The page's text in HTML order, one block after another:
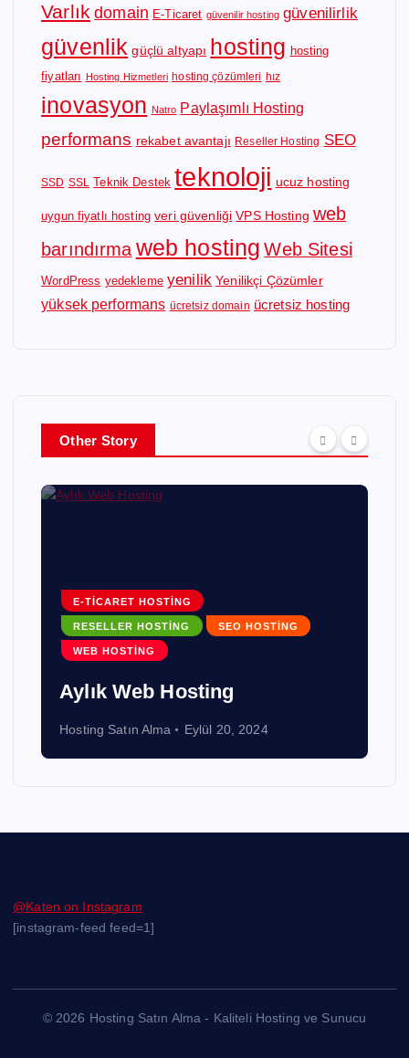
Varlık domain E-Ticaret güvenilir hosting güvenilirlik
güvenlik güçlü altyapı hosting hosting
fiyatları Hosting Hizmetleri hosting çözümleri hız
inovasyon Natro Paylaşımlı Hosting
performans rekabet avantajı Reseller Hosting SEO
SSD SSL Teknik Destek teknoloji ucuz hosting
uygun fiyatlı hosting veri güvenliği VPS Hosting web
barındırma web hosting Web Sitesi
WordPress yedekleme yenilik Yenilikçi Çözümler
yüksek performans ücretsiz domain ücretsiz hosting
Other Story
E-TICARET HOSTING
RESELLER HOSTING SEO HOSTING
WEB HOSTING
Aylık Web Hosting
Hosting Satın Alma Eylül 20, 2024
@Katen on Instagram
[instagram-feed feed=1]
© 2026 Hosting Satın Alma - Kaliteli Hosting ve Sunucu